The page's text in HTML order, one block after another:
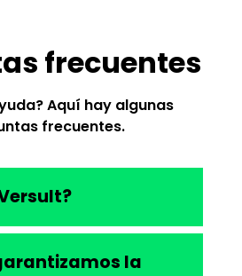
frecuentes
Aquí hay algunas
frecuentes.
la